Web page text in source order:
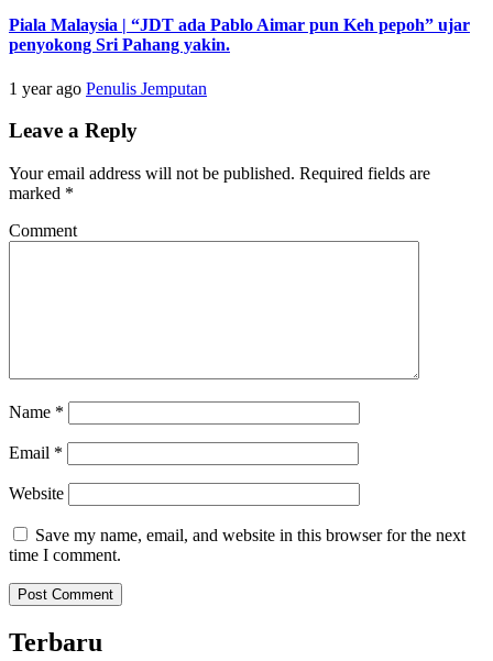
Piala Malaysia | “JDT ada Pablo Aimar pun Keh pepoh” ujar
penyokong Sri Pahang yakin.
1 year ago Penulis Jemputan
Leave a Reply
Your email address will not be published. Required fields are
marked *
Comment
Name *
Email *
Website
Save my name, email, and website in this browser for the next
time I comment.
Terbaru